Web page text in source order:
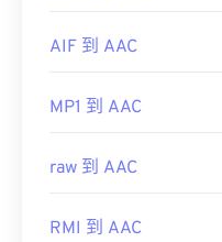
AIF 到 AAC
MP1 到 AAC
raw 到 AAC
RMI 到 AAC